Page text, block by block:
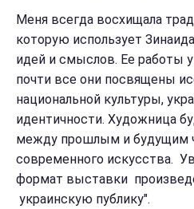
Меня всегда восхищала
которую использует
идей и смыслов. Ее работы
почти все они посвящены
национальной культуры,
идентичности. Художница
между прошлым и будущим
современного искусства.
формат выставки
украинскую публику".